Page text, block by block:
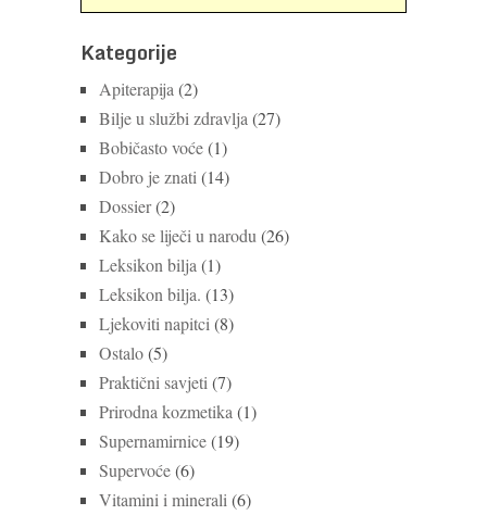
Kategorije
Apiterapija (2)
Bilje u službi zdravlja (27)
Bobičasto voće(1)
Dobro je znati (14)
Dossier(2)
Kako se liječi u narodu (26)
Leksikon bilja (1)
Leksikon bilja. (13)
Ljekoviti napitci (8)
Ostalo(5)
Praktični savjeti (7)
Prirodna kozmetika (1)
Supernamirnice(19)
Supervoće(6)
Vitamini i minerali (6)